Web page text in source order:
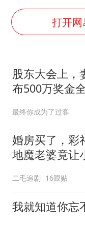
打开
股东大会上，
布500万奖金
我起身离去
我：老公，别走
最终你成为了过客
婚房买了，彩
地魔老婆竟让
二毛追剧 16跟贴
我就知道你忘